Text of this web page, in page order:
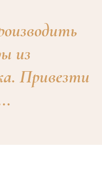
из
Привезти